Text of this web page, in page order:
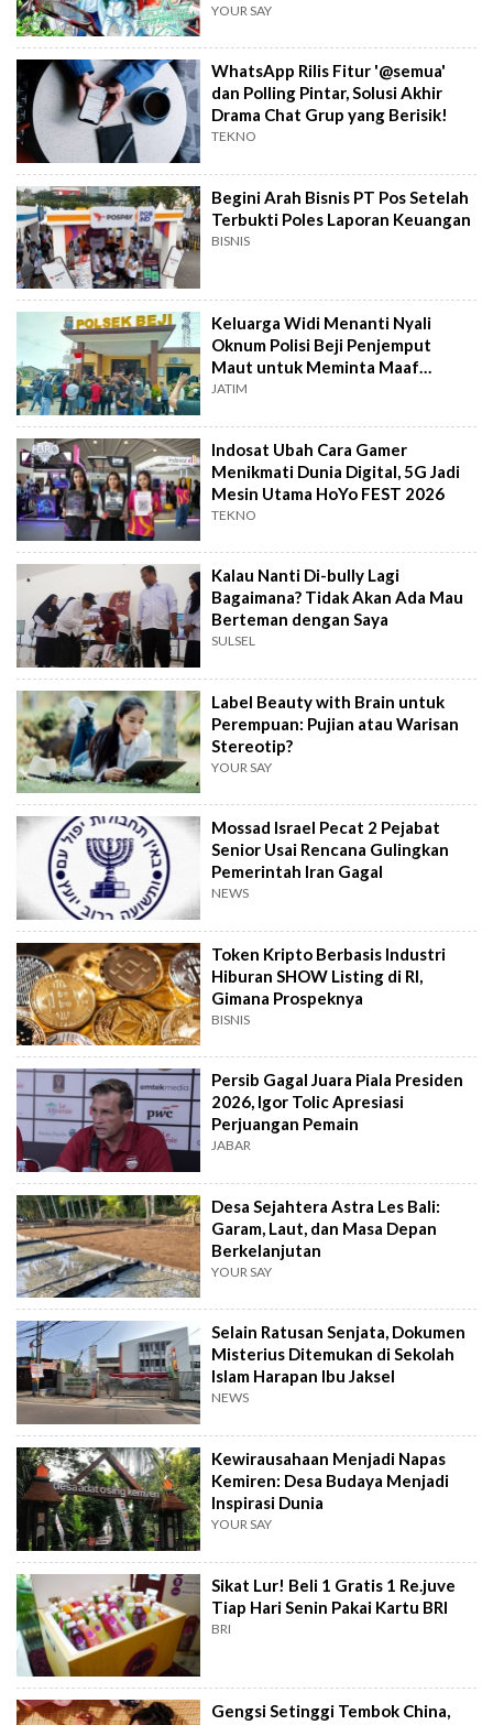
YOUR SAY
WhatsApp Rilis Fitur '@semua'
dan Polling Pintar, Solusi Akhir
Drama Chat Grup yang Berisik!
TEKNO
Begini Arah Bisnis PT Pos Setelah
Terbukti Poles Laporan Keuangan
BISNIS
Keluarga Widi Menanti Nyali
Oknum Polisi Beji Penjemput
Maut untuk Meminta Maaf
Langsung
JATIM
Indosat Ubah Cara Gamer
Menikmati Dunia Digital, 5G Jadi
Mesin Utama HoYo FEST 2026
TEKNO
Kalau Nanti Di-bully Lagi
Bagaimana? Tidak Akan Ada Mau
Berteman dengan Saya
SULSEL
Label Beauty with Brain untuk
Perempuan: Pujian atau Warisan
Stereotip?
YOUR SAY
Mossad Israel Pecat 2 Pejabat
Senior Usai Rencana Gulingkan
Pemerintah Iran Gagal
NEWS
Token Kripto Berbasis Industri
Hiburan SHOW Listing di RI,
Gimana Prospeknya
BISNIS
Persib Gagal Juara Piala Presiden
2026, Igor Tolic Apresiasi
Perjuangan Pemain
JABAR
Desa Sejahtera Astra Les Bali:
Garam, Laut, dan Masa Depan
Berkelanjutan
YOUR SAY
Selain Ratusan Senjata, Dokumen
Misterius Ditemukan di Sekolah
Islam Harapan Ibu Jaksel
NEWS
Kewirausahaan Menjadi Napas
Kemiren: Desa Budaya Menjadi
Inspirasi Dunia
YOUR SAY
Sikat Lur! Beli 1 Gratis 1 Re.juve
Tiap Hari Senin Pakai Kartu BRI
BRI
Gengsi Setinggi Tembok China,